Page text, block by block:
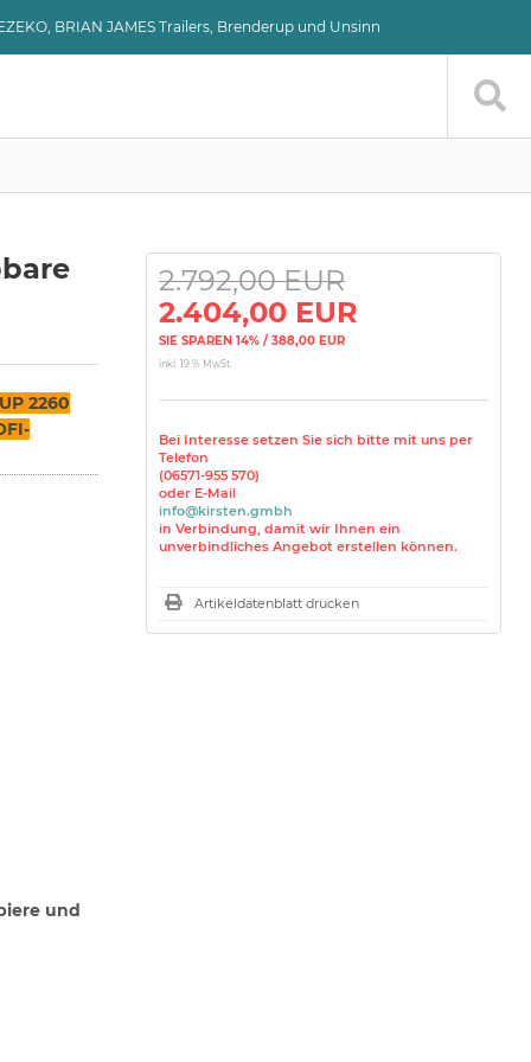
BRIAN JAMES Trailers, Brenderup und Unsinn
2260
und
2.792,00 EUR
2.404,00 EUR
SIE SPAREN 14% / 388,00 EUR
inkl. 19 % MwSt.
Bei Interesse setzen Sie sich bitte mit uns per
Telefon
(06571-955 570)
oder E-Mail
info@kirsten.gmbh
in Verbindung, damit wir Ihnen ein
unverbindliches Angebot erstellen können.
Artikeldatenblatt drucken